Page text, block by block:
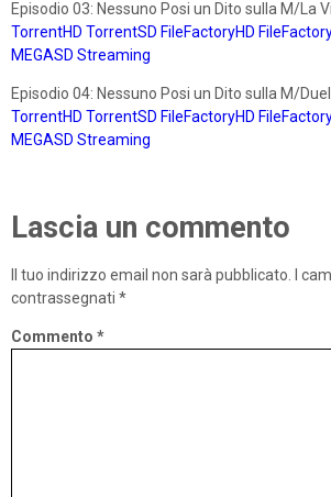
Episodio 03: Nessuno Posi un Dito sulla M/La
TorrentHD TorrentSD FileFactoryHD
MEGASD Streaming
Episodio 04: Nessuno Posi un Dito sulla M/
TorrentHD TorrentSD FileFactoryHD
MEGASD Streaming
Lascia un commento
Il tuo indirizzo email non sarà pubblicato.
I
contrassegnati *
Commento *